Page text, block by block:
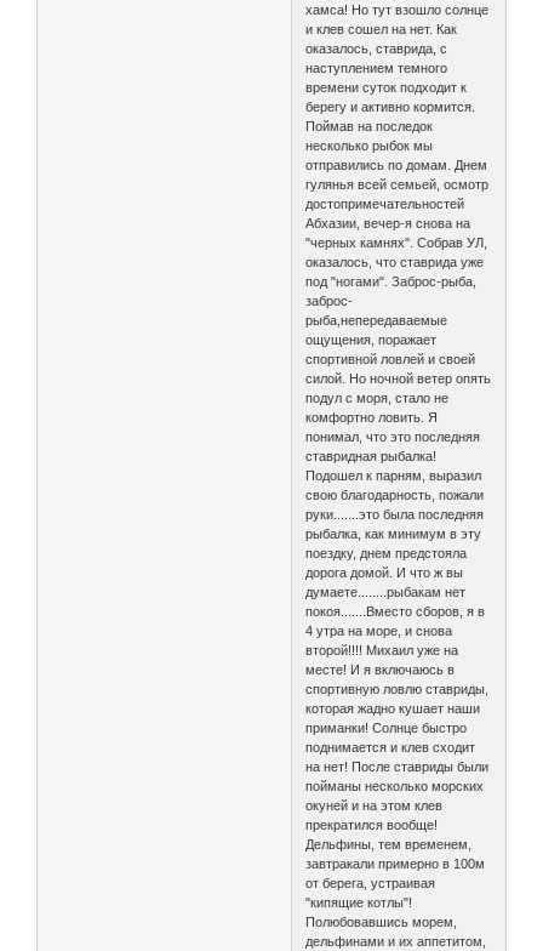
хамса! Но тут взошло солнце
и клев сошел на нет. Как
оказалось, ставрида, с
наступлением темного
времени суток подходит к
берегу и активно кормится.
Поймав на последок
несколько рыбок мы
отправились по домам. Днем
гулянья всей семьей, осмотр
достопримечательностей
Абхазии, вечер-я снова на
"черных камнях". Собрав УЛ,
оказалось, что ставрида уже
под "ногами". Заброс-рыба,
заброс-
рыба,непередаваемые
ощущения, поражает
спортивной ловлей и своей
силой. Но ночной ветер опять
подул с моря, стало не
комфортно ловить. Я
понимал, что это последняя
ставридная рыбалка!
Подошел к парням, выразил
свою благодарность, пожали
руки.......это была последняя
рыбалка, как минимум в эту
поездку, днем предстояла
дорога домой. И что ж вы
думаете........рыбакам нет
покоя.......Вместо сборов, я в
4 утра на море, и снова
второй!!!! Михаил уже на
месте! И я включаюсь в
спортивную ловлю ставриды,
которая жадно кушает наши
приманки! Солнце быстро
поднимается и клев сходит
на нет! После ставриды были
пойманы несколько морских
окуней и на этом клев
прекратился вообще!
Дельфины, тем временем,
завтракали примерно в 100м
от берега, устраивая
"кипящие котлы"!
Полюбовавшись морем,
дельфинами и их аппетитом,